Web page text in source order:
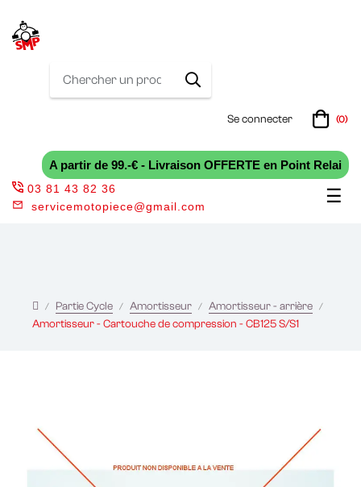
Se connecter (0)
A partir de 99.-€ - Livraison OFFERTE en Point Relai
☰
03 81 43 82 36
servicemotopiece@gmail.com
Partie Cycle Amortisseur
Amortisseur - arrière
Amortisseur - Cartouche de compression - CB125 S/S1